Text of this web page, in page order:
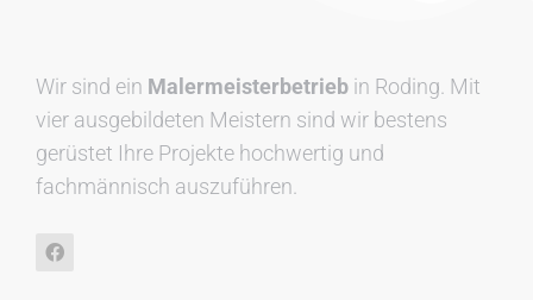
Wir sind ein Malermeisterbetrieb in Roding. Mit
vier ausgebildeten Meistern sind wir bestens
gerüstet Ihre Projekte hochwertig und
fachmännisch auszuführen.